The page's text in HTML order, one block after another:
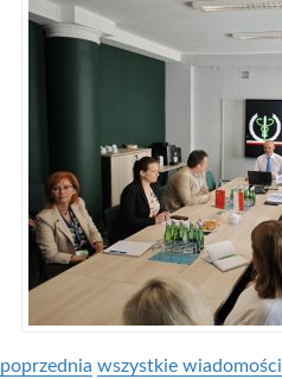
poprzednia wszystkie wiadomości